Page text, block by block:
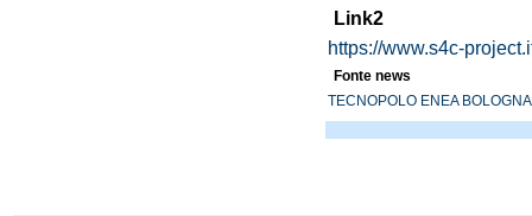
Link2
https://www.s4c-
Fonte news
TECNOPOLO ENEA BOLOGNA